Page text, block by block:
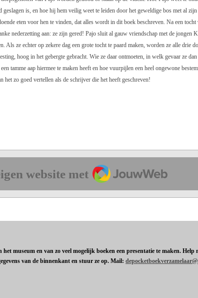
geslagen is, en hoe hij hem veilig weet te leiden door het geweldige bos met al zijn
eten voor hen te vinden, dat alles wordt in dit boek beschreven. Na een tocht
nederzetting aan: ze zijn gered! Pajo sluit al gauw vriendschap met de jongen
Als ze echter op zekere dag een grote tocht te paard maken, worden ze alle drie
hoog in het gebergte gebracht. Wie ze daar ontmoeten, in welk gevaar ze
tamme aap hiermee te maken heeft en hoe vuurpijlen een heel ongewone
het zo goed vertellen als de schrijver die het heeft geschreven!
website met JouwWeb
museum en van zo veel mogelijk boeken een presentatie te maken.
van de binnenkant en stuur ze op. Mail: